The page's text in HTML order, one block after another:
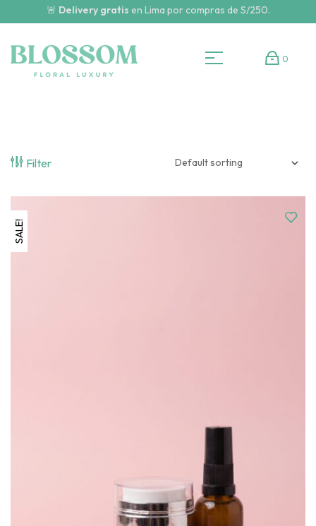
🚨 Delivery gratis en Lima por compras de S/250.
0
Filter
SALE!